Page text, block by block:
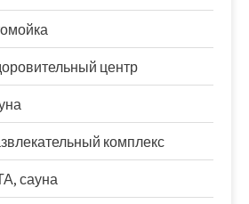
центр
комплекс
сауна